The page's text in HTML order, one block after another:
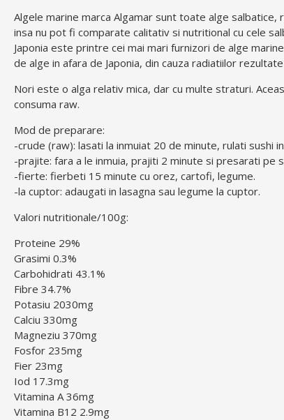
Algele marine marca Algamar sunt toate alge salbatice,
insa nu pot fi comparate calitativ si nutritional cu cele
Japonia este printre cei mai mari furnizori de alge
de alge in afara de Japonia, din cauza radiatiilor
Nori este o alga relativ mica, dar cu multe straturi.
consuma raw.
Mod de preparare:
-crude (raw): lasati la inmuiat 20 de minute, rulati sushi
-prajite: fara a le inmuia, prajiti 2 minute si presarati pe
-fierte: fierbeti 15 minute cu orez, cartofi, legume.
-la cuptor: adaugati in lasagna sau legume la cuptor.
Valori nutritionale/100g:
Proteine 29%
Grasimi 0.3%
Carbohidrati 43.1%
Fibre 34.7%
Potasiu 2030mg
Calciu 330mg
Magneziu 370mg
Fosfor 235mg
Fier 23mg
Iod 17.3mg
Vitamina A 36mg
Vitamina B12 2.9mg